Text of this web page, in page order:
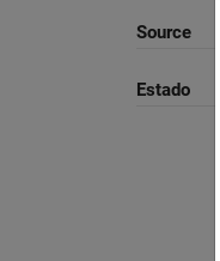
Source
Estado